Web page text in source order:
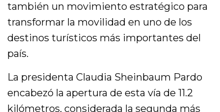
también un movimiento estratégico para
transformar la movilidad en uno de los
destinos turísticos más importantes del
país.
La presidenta Claudia Sheinbaum Pardo
encabezó la apertura de esta vía de 11.2
kilómetros, considerada la segunda más